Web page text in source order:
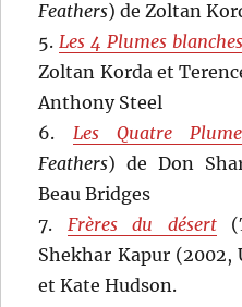
Feathers) de Zoltan
5. Les 4 Plumes blanches
Zoltan Korda et
Anthony Steel
6. Les Quatre
Feathers) de Don
Beau Bridges
7. Frères du désert(
Shekhar Kapur (2002,
et Kate Hudson.